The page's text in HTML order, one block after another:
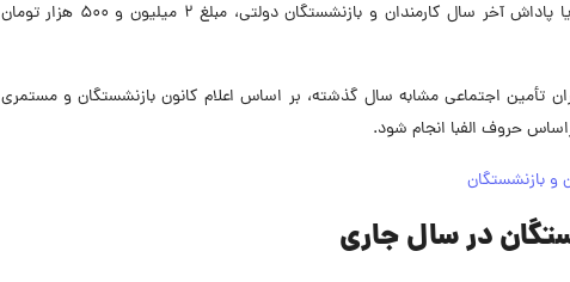
بر اساس مصوبه هیئت دولت، حداقل عیدی بازنشستگان یا پاداش آخر سال کارمندان و بازنشستگان دولتی، مبلغ ۲ میلیون و ۵۰۰ هزار تومان
تأمین اجتماعی مشابه سال گذشته، بر اساس اعلام کانون بازنشستگان و مستمری
در سال جاری